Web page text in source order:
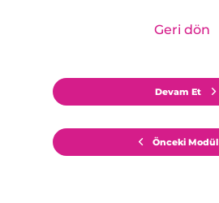
Önceki Modül
Geri dön
Devam Et